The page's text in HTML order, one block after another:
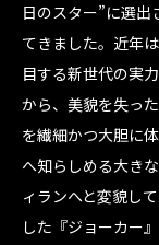
日のスター”に選
てきました。近年
目する新世代の実
から、美貌を失っ
を繊細かつ大胆に
へ知らしめる大き
ィランへと変貌し
した『ジョーカー